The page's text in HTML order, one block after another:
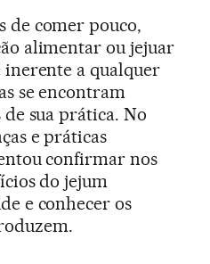
de comer pouco,
alimentar ou jejuar
a qualquer
se encontram
sua prática. No
e práticas
confirmar nos
do jejum
e conhecer os